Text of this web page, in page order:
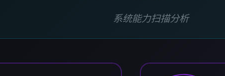
系统能力扫描分析